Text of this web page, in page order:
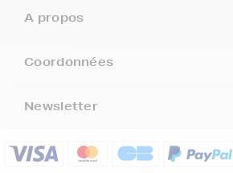
A propos
Coordonnées
Newsletter
5€ offerts sur votre 1ère